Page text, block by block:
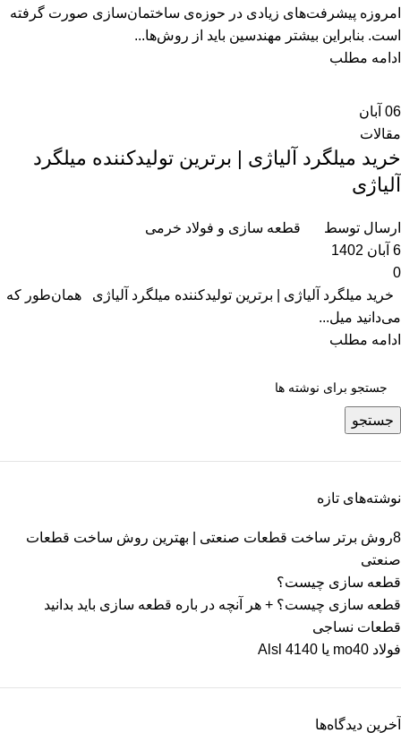
امروزه پیشرفت‌های زیادی در حوزه‌ی ساختمان‌سازی صورت گرفته
است. بنابراین بیشتر مهندسین باید از روش‌ها...
ادامه مطلب
06 آبان
مقالات
خرید میلگرد آلیاژی | برترین تولیدکننده میلگرد
آلیاژی
ارسال توسط
قطعه سازی و فولاد خرمی
6 آبان 1402
0
خرید میلگرد آلیاژی | برترین تولیدکننده میلگرد آلیاژی همان‌طور که
می‌دانید میل...
ادامه مطلب
جستجو
نوشته‌های تازه
8روش‌ برتر ساخت قطعات صنعتی | بهترین روش ساخت قطعات
صنعتی
قطعه سازی چیست؟
قطعه سازی چیست؟ + هر آنچه در باره قطعه سازی باید بدانید
قطعات نساجی
فولاد mo40 یا 4140 Alsl
آخرین دیدگاه‌ها